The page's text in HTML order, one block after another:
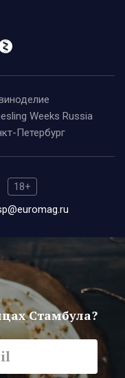
Weeks Russia
Петербург
18+
Стамбула?